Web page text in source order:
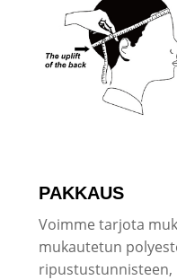
PAKKAUS
Voimme tarjota
mukautetun